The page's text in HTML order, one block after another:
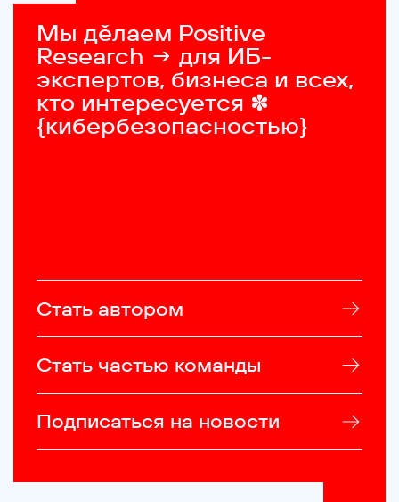
Мы дěлаем Positive
Research → для ИБ-
экспертов, бизнеса и всех,
кто интересуется ✽
{кибербезопасностью}
Стать автором
Стать частью команды
Подписаться на новости